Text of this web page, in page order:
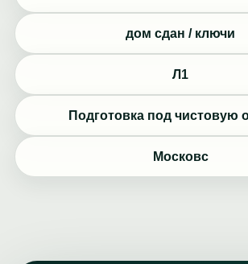
дом сдан / ключи
Л1
Подготовка под чистовую
Московс